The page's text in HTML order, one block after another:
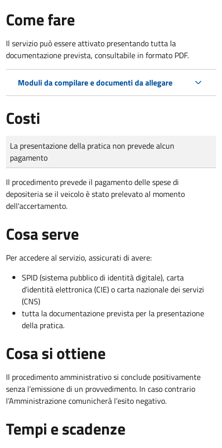
Come fare
Il servizio può essere attivato presentando tutta la
documentazione prevista, consultabile in formato PDF.
Moduli da compilare e documenti da allegare
Costi
Tipo di pagamento
Importo
La presentazione della pratica non prevede alcun
pagamento
Il procedimento prevede il pagamento delle spese di
depositeria se il veicolo è stato prelevato al momento
dell'accertamento.
Cosa serve
Per accedere al servizio, assicurati di avere:
SPID (sistema pubblico di identità digitale), carta
d’identità elettronica (CIE) o carta nazionale dei servizi
(CNS)
tutta la documentazione prevista per la presentazione
della pratica.
Cosa si ottiene
Il procedimento amministrativo si conclude positivamente
senza l’emissione di un provvedimento. In caso contrario
l’Amministrazione comunicherà l’esito negativo.
Tempi e scadenze